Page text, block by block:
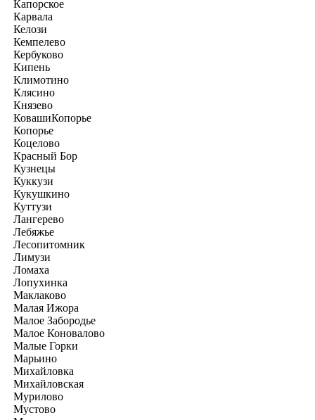
Капорское
Карвала
Келози
Кемпелево
Кербуково
Кипень
Климотино
Клясино
Князево
КовашиКопорье
Копорье
Коцелово
Красный Бор
Кузнецы
Куккузи
Кукушкино
Куттузи
Лангерево
Лебяжье
Лесопитомник
Лимузи
Ломаха
Лопухинка
Маклаково
Малая Ижора
Малое Забородье
Малое Коновалово
Малые Горки
Марьино
Михайловка
Михайловская
Мурилово
Мустово